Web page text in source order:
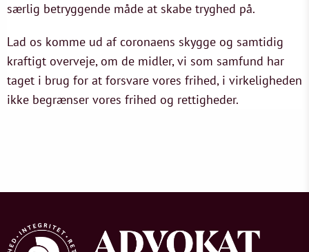
særlig betryggende måde at skabe tryghed på.
Lad os komme ud af coronaens skygge og samtidig
kraftigt overveje, om de midler, vi som samfund har
taget i brug for at forsvare vores frihed, i virkeligheden
ikke begrænser vores frihed og rettigheder.